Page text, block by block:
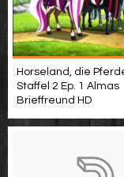
Horseland, die
Staffel 2 Ep. 1 Almas
Brieffreund HD